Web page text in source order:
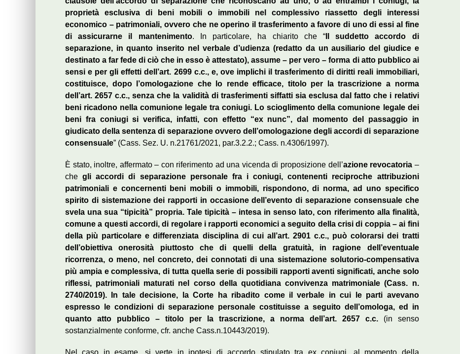
proprietà esclusiva di beni mobili o immobili nel complessivo riassetto degli interessi
economico – patrimoniali, ovvero che ne operino il trasferimento a favore di uno di essi al fine
di assicurarne il mantenimento. In particolare, ha chiarito che “Il suddetto accordo di
separazione, in quanto inserito nel verbale d’udienza (redatto da un ausiliario del giudice e
destinato a far fede di ciò che in esso è attestato), assume – per vero – forma di atto pubblico ai
sensi e per gli effetti dell’art. 2699 c.c., e, ove implichi il trasferimento di diritti reali immobiliari,
costituisce, dopo l’omologazione che lo rende efficace, titolo per la trascrizione a norma
dell’art. 2657 c.c., senza che la validità di trasferimenti siffatti sia esclusa dal fatto che i relativi
beni ricadono nella comunione legale tra coniugi. Lo scioglimento della comunione legale dei
beni fra coniugi si verifica, infatti, con effetto “ex nunc”, dal momento del passaggio in
giudicato della sentenza di separazione ovvero dell’omologazione degli accordi di separazione
consensuale” (Cass. Sez. U. n.21761/2021, par.3.2.2.; Cass. n.4306/1997).
È stato, inoltre, affermato – con riferimento ad una vicenda di proposizione dell’azione revocatoria –
chegli accordi di separazione personale fra i coniugi, contenenti reciproche attribuzioni
patrimoniali e concernenti beni mobili o immobili, rispondono, di norma, ad uno specifico
spirito di sistemazione dei rapporti in occasione dell’evento di separazione consensuale che
svela una sua “tipicità” propria. Tale tipicità – intesa in senso lato, con riferimento alla finalità,
comune a questi accordi, di regolare i rapporti economici a seguito della crisi di coppia – ai fini
della più particolare e differenziata disciplina di cui all’art. 2901 c.c., può colorarsi dei tratti
dell’obiettiva onerosità piuttosto che di quelli della gratuità, in ragione dell’eventuale
ricorrenza, o meno, nel concreto, dei connotati di una sistemazione solutorio-compensativa
più ampia e complessiva, di tutta quella serie di possibili rapporti aventi significati, anche solo
riflessi, patrimoniali maturati nel corso della quotidiana convivenza matrimoniale (Cass. n.
2740/2019). In tale decisione, la Corte ha ribadito come il verbale in cui le parti avevano
espresso le condizioni di separazione personale costituisse a seguito dell’omologa, ed in
quanto atto pubblico – titolo per la trascrizione, a norma dell’art. 2657 c.c.(in senso
sostanzialmente conforme, cfr. anche Cass.n.10443/2019).